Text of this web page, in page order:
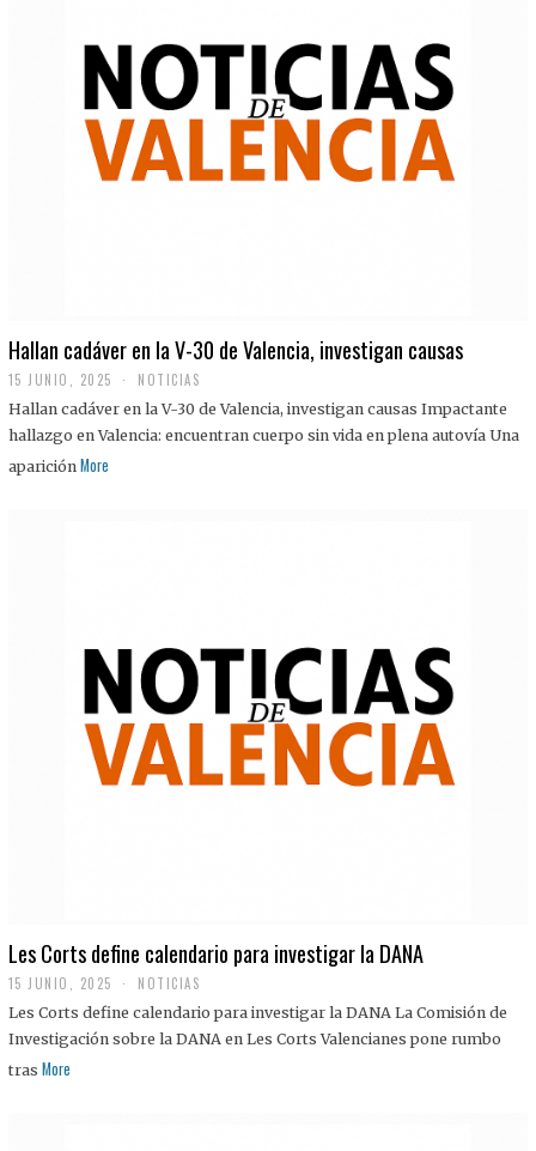
Hallan cadáver en la V-30 de Valencia, investigan causas
15 JUNIO, 2025 NOTICIAS
Hallan cadáver en la V-30 de Valencia, investigan causas Impactante
hallazgo en Valencia: encuentran cuerpo sin vida en plena autovía Una
aparición More
Les Corts define calendario para investigar la DANA
15 JUNIO, 2025 NOTICIAS
Les Corts define calendario para investigar la DANA La Comisión de
Investigación sobre la DANA en Les Corts Valencianes pone rumbo
tras More